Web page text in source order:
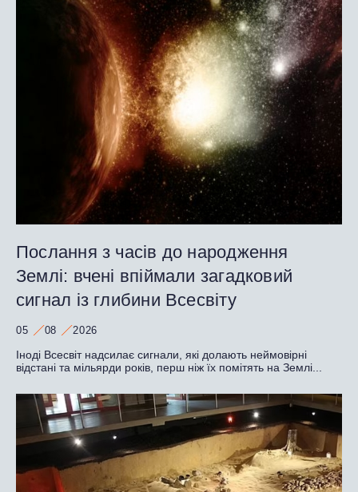
Послання з часів до народження
Землі: вчені впіймали загадковий
сигнал із глибини Всесвіту
05 08 2026
Іноді Всесвіт надсилає сигнали, які долають неймовірні
відстані та мільярди років, перш ніж їх помітять на Землі...